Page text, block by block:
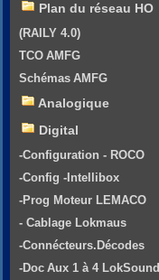
Plan du réseau HO
(RAILY 4.0)
TCO AMFG
Schémas AMFG
Analogique
Digital
-Configuration - ROCO
-Config -Intellibox
-Prog Moteur LEMACO
- Cablage Lokmaus
-Connécteurs.Décodes
-Doc Aux 1 à 4 LokSound